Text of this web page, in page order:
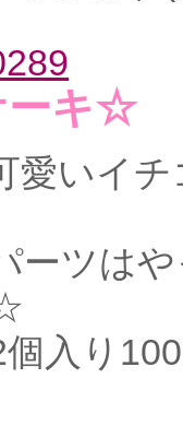
ーキ☆
愛いイ
ーツは
入り